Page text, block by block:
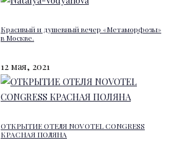
Красивый и душевный вечер «Метаморфозы»
в Москве.
12 мая, 2021
ОТКРЫТИЕ ОТЕЛЯ NOVOTEL CONGRESS
КРАСНАЯ ПОЛЯНА